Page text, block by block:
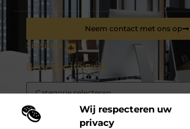
Wij respecteren uw
privacy
Sitelinks
De best gelezen stukken op een rij
Geniet van pure ontspanning in een privé-
Bericht categorie
Neem contact met ons op